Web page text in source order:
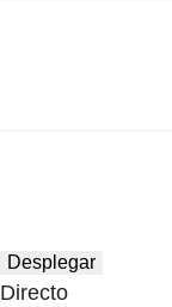
Desplegar
Directo